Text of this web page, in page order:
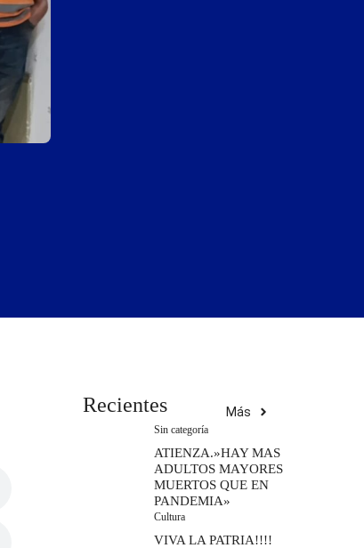
Recientes Más
Sin categoría
ATIENZA.»HAY MAS
ADULTOS MAYORES
MUERTOS QUE EN
PANDEMIA»
Cultura
VIVA LA PATRIA!!!!